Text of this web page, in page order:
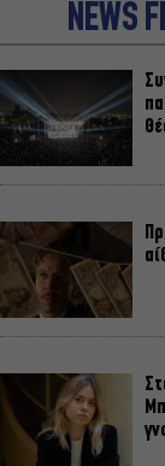
NEWS